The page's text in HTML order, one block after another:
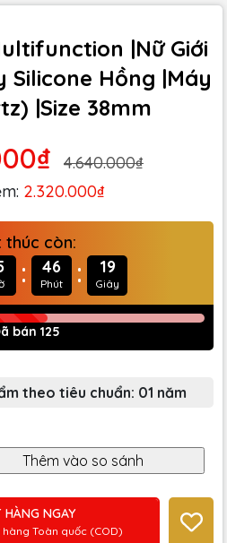
|Nữ Giới
Silicone Hồng |Máy
|Size 38mm
4.640.000₫
2.320.000₫
thúc còn:
: 46
Phút : 17
Giây
bán 125
theo tiêu chuẩn: 01 năm
NGAY
Toàn quốc (COD)